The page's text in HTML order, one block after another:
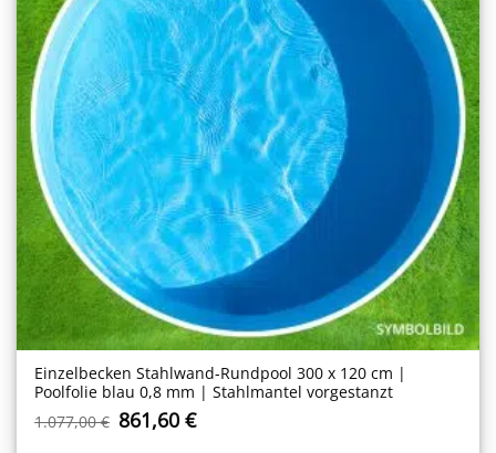
Einzelbecken Stahl­wand-Rundpool 300 x 120 cm |
Poolfolie blau 0,8 mm | Stahlmantel vorgestanzt
1.077,00€ Ursprünglicher
Preis
861,60€Aktueller